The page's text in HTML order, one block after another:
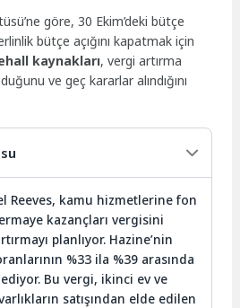
göre, 30 Ekim’deki bütçe
bütçe açığını kapatmak için
kaynakları, vergi artırma
ve geç kararlar alındığını
Reeves, kamu hizmetlerine fon
kazançları vergisini
planlıyor. Hazine’nin
%33 ila %39 arasında
Bu vergi, ikinci ev ve
satışından elde edilen